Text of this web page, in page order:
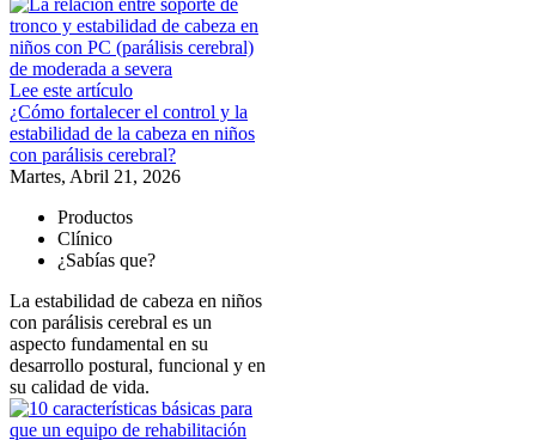
Lee este artículo
¿Cómo fortalecer el control y la
estabilidad de la cabeza en niños
con parálisis cerebral?
Martes, Abril 21, 2026
Productos
Clínico
¿Sabías que?
La estabilidad de cabeza en niños
con parálisis cerebral es un
aspecto fundamental en su
desarrollo postural, funcional y en
su calidad de vida.